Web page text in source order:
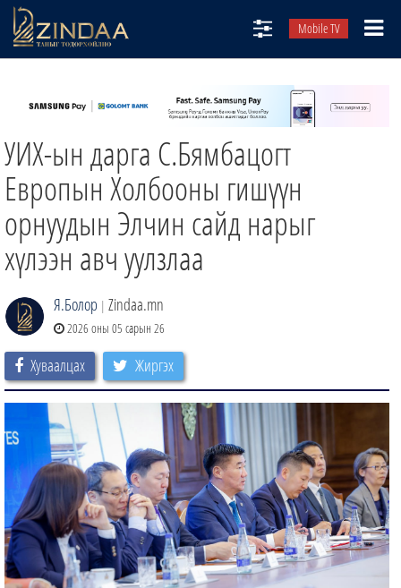
Mobile TV
ТВ8
ӨГЛӨӨНИЙ СОНИН
ЗИНДАА СЭТГҮҮЛ
УИХ-ын дарга С.Бямбацогт
Европын Холбооны гишүүн
орнуудын Элчин сайд нарыг
хүлээн авч уулзлаа
Я.Болор | Zindaa.mn
2026 оны 05 сарын 26
Хуваалцах Жиргэх